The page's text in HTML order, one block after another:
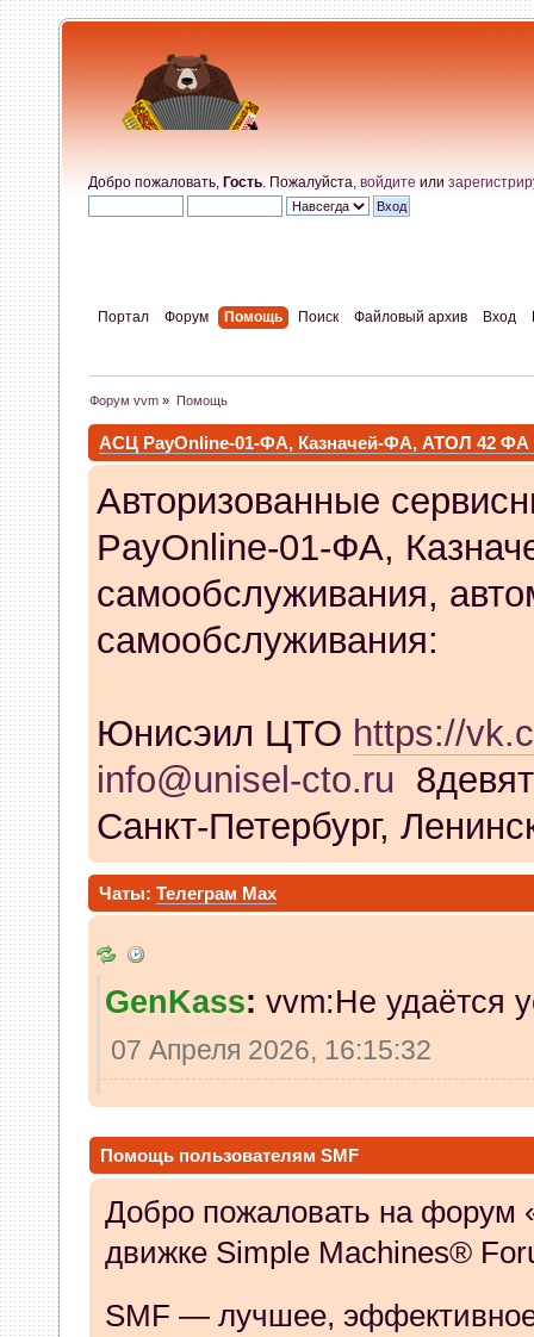
Добро пожаловать, Гость . Пожалуйста, войдите или
Портал Форум Помощь Поиск Файловый архив Вход
Форум vvm » Помощь
АСЦ PayOnline-01-ФА, Казначей-ФА, АТОЛ 42 ФА
Авторизованные
PayOnline-01-ФА,
самообслуживания,
самообслуживания:
Юнисэил ЦТО https://
info@unisel-cto.ru
Санкт-Петербург,
Чаты:Телеграм Max
GenKass: vvm:Не удаётся
07 Апреля 2026, 16:15:32
vvm:в чем проблема
07 Апреля 2026, 13:38:32
GenKass:whookey: никак
07 Апреля 2026, 12:02:14
whookey:GenKass а если
Помощь пользователям SMF
Добро пожаловать на
движке Simple Machines®
SMF — лучшее,